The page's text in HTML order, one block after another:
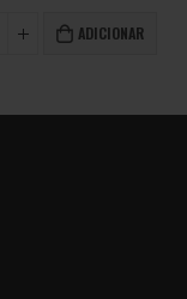
ADICIONAR